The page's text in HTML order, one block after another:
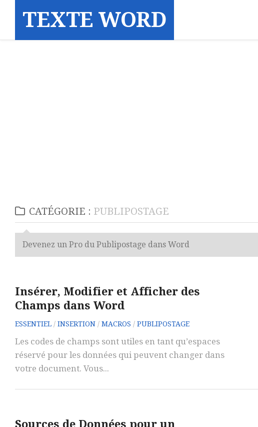
contentTEXTE WORD
CATÉGORIE : PUBLIPOSTAGE
Devenez un Pro du Publipostage dans Word
Insérer, Modifier et Afficher des
Champs dans Word
ESSENTIEL / INSERTION / MACROS / PUBLIPOSTAGE
Les codes de champs sont utiles en tant qu’espaces
réservé pour les données qui peuvent changer dans
votre document. Vous...
Sources de Données pour un